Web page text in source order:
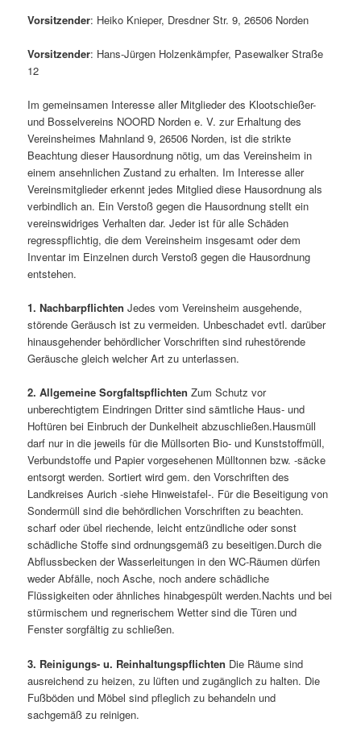
Vorsitzender: Heiko Knieper, Dresdner Str. 9, 26506 Norden
Vorsitzender: Hans-Jürgen Holzenkämpfer, Pasewalker Straße
12
Im gemeinsamen Interesse aller Mitglieder des Klootschießer-
und Bosselvereins NOORD Norden e. V. zur Erhaltung des
Vereinsheimes Mahnland 9, 26506 Norden, ist die strikte
Beachtung dieser Hausordnung nötig, um das Vereinsheim in
einem ansehnlichen Zustand zu erhalten. Im Interesse aller
Vereinsmitglieder erkennt jedes Mitglied diese Hausordnung als
verbindlich an. Ein Verstoß gegen die Hausordnung stellt ein
vereinswidriges Verhalten dar. Jeder ist für alle Schäden
regresspflichtig, die dem Vereinsheim insgesamt oder dem
Inventar im Einzelnen durch Verstoß gegen die Hausordnung
entstehen.
1. NachbarpflichtenJedes vom Vereinsheim ausgehende,
störende Geräusch ist zu vermeiden. Unbeschadet evtl. darüber
hinausgehender behördlicher Vorschriften sind ruhestörende
Geräusche gleich welcher Art zu unterlassen.
2. Allgemeine SorgfaltspflichtenZum Schutz vor
unberechtigtem Eindringen Dritter sind sämtliche Haus- und
Hoftüren bei Einbruch der Dunkelheit abzuschließen.Hausmüll
darf nur in die jeweils für die Müllsorten Bio- und Kunststoffmüll,
Verbundstoffe und Papier vorgesehenen Mülltonnen bzw. -säcke
entsorgt werden. Sortiert wird gem. den Vorschriften des
Landkreises Aurich -siehe Hinweistafel-. Für die Beseitigung von
Sondermüll sind die behördlichen Vorschriften zu beachten.
scharf oder übel riechende, leicht entzündliche oder sonst
schädliche Stoffe sind ordnungsgemäß zu beseitigen.Durch die
Abflussbecken der Wasserleitungen in den WC-Räumen dürfen
weder Abfälle, noch Asche, noch andere schädliche
Flüssigkeiten oder ähnliches hinabgespült werden.Nachts und bei
stürmischem und regnerischem Wetter sind die Türen und
Fenster sorgfältig zu schließen.
3. Reinigungs- u. Reinhaltungspflichten Die Räume sind
ausreichend zu heizen, zu lüften und zugänglich zu halten. Die
Fußböden und Möbel sind pfleglich zu behandeln und
sachgemäß zu reinigen.